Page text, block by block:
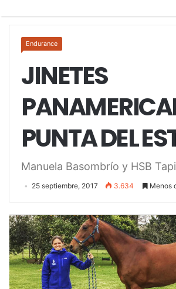
Endurance
JINETES
PUNTA DEL
Manuela Basombrío y HSB
25 septiembre, 2017 3.634 Menos